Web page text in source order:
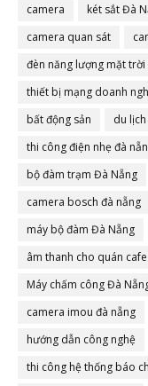
camera
két sắt Đà
camera quan sát
đèn năng lượng mặt
thiết bị mạng doanh
bất động sản
du
thi công điện nhẹ đà
bộ đàm trạm Đà Nẵng
camera bosch đà nẵng
máy bộ đàm Đà Nẵng
âm thanh cho quán
Máy chấm công Đà
camera imou đà nẵng
hướng dẫn công nghệ
thi công hệ thống báo